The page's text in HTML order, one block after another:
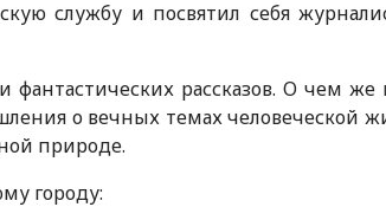
службу и посвятил себя
фантастических рассказов. О чем
о вечных темах человеческой
природе.
городу: